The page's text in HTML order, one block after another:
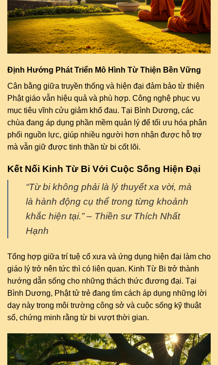
Định Hướng Phát Triển Mô Hình Từ Thiện Bền Vững
Cân bằng giữa truyền thống và hiện đại đảm bảo từ thiện
Phật giáo vẫn hiệu quả và phù hợp. Công nghệ phục vụ
mục tiêu vĩnh cửu giảm khổ đau. Tại Bình Dương, các
chùa đang áp dụng phần mềm quản lý để tối ưu hóa phân
phối nguồn lực, giúp nhiều người hơn nhận được hỗ trợ
mà vẫn giữ được tinh thần từ bi cốt lõi.
Kết Nối Kinh Từ Bi Với Cuộc Sống Hiện Đại
“Từ bi không phải là lý thuyết xa vời, mà
là hành động cụ thể trong từng khoảnh
khắc hiện tại.” – Thiền sư Thích Nhất
Hạnh
Tổng hợp giữa trí tuệ cổ xưa và ứng dụng hiện đại làm cho
giáo lý trở nên tức thì có liên quan. Kinh Từ Bi trở thành
hướng dẫn sống cho những thách thức đương đại. Tại
Bình Dương, Phật tử trẻ đang tìm cách áp dụng những lời
dạy này trong môi trường công sở và cuộc sống kỹ thuật
số, chứng minh rằng từ bi vượt thời gian.